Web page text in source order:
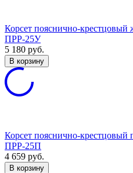
Корсет пояснично-крестцовый
ПРР-25У
5 180 руб.
В корзину
Корсет пояснично-крестцовый
ПРР-25П
4 659 руб.
В корзину